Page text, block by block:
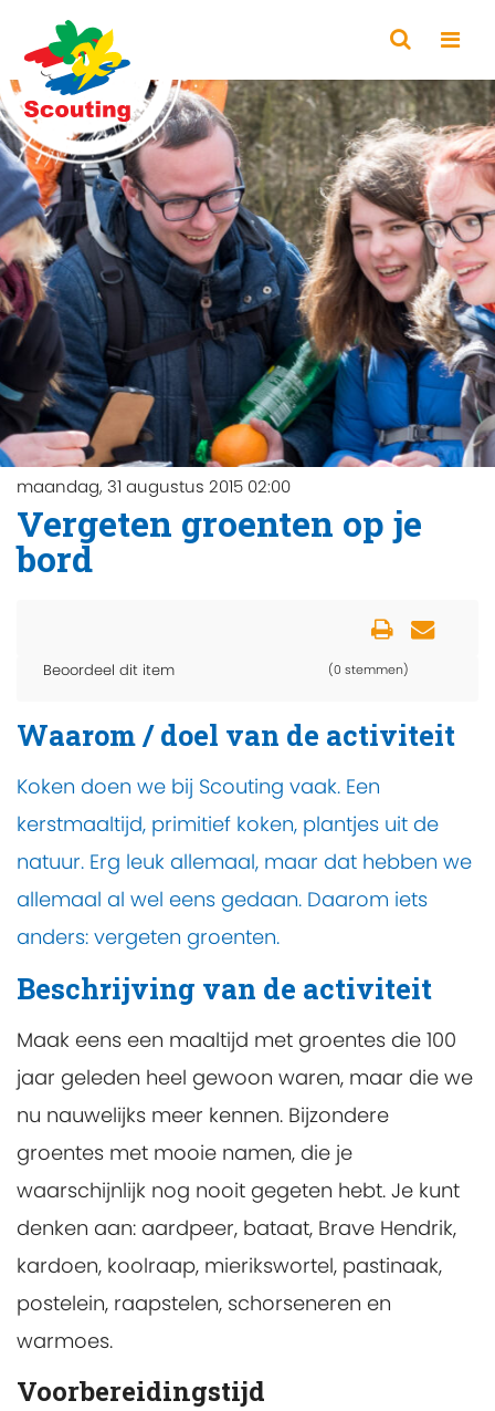
maandag, 31 augustus 2015 02:00
Vergeten groenten op je
bord
Beoordeel dit item (0 stemmen)
Waarom / doel van de activiteit
Koken doen we bij Scouting vaak. Een
kerstmaaltijd, primitief koken, plantjes uit de
natuur. Erg leuk allemaal, maar dat hebben we
allemaal al wel eens gedaan. Daarom iets
anders: vergeten groenten.
Beschrijving van de activiteit
Maak eens een maaltijd met groentes die 100
jaar geleden heel gewoon waren, maar die we
nu nauwelijks meer kennen. Bijzondere
groentes met mooie namen, die je
waarschijnlijk nog nooit gegeten hebt. Je kunt
denken aan: aardpeer, bataat, Brave Hendrik,
kardoen, koolraap, mierikswortel, pastinaak,
postelein, raapstelen, schorseneren en
warmoes.
Voorbereidingstijd